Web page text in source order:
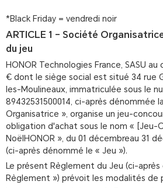
*Black Friday = vendredi noir
ARTICLE 1 – Société
du jeu
HONOR Technologies France, SASU
€ dont le siège social est situé 34 rue
les-Moulineaux, immatriculée sous le
89432531500014, ci-après dénommée
Organisatrice », organise un jeu-
obligation d'achat sous le nom « [Jeu-
NoëlHONOR », du 01 décembreau 31
(ci-après dénommé le « Jeu »).
Le présent Règlement du Jeu (ci-
Règlement ») prévoit les modalités de